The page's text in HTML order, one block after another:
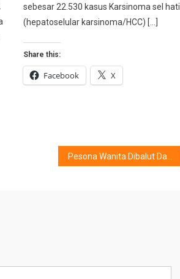
sebesar 22.530 kasus Karsinoma sel hati
(hepatoselular karsinoma/HCC) […]
Share this:
Facebook X